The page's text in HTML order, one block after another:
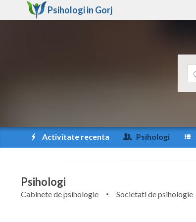
Psihologi in Gorj
Activitate recenta Psihologi
Psihologi
Cabinete de psihologie Societati de psihologie